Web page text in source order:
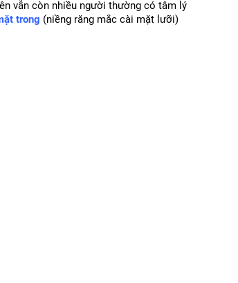
vẫn còn nhiều người thường có tâm lý
trong (niềng răng mắc cài mặt lưỡi)